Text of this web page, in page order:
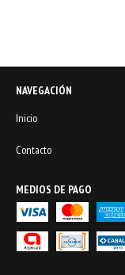
NAVEGACIÓN
Inicio
Contacto
MEDIOS DE PAGO